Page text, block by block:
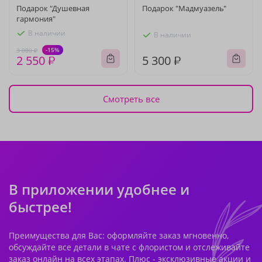
Подарок "Душевная
гармония"
В наличии
3 000 ₽ -15%
2 550 ₽
Подарок "Мадмуазель"
В наличии
5 300 ₽
Смотреть все
В приложении удобнее и
быстрее!
Преимущества для Вас: оформляйте заказ мгновенно,
обсуждайте все детали в чате с флористом и отслеживайте
заказ онлайн на всех этапах. Плюс - эксклюзивные акции и